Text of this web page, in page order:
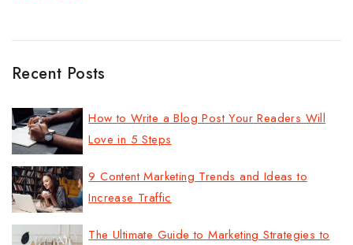
Recent Posts
How to Write a Blog Post Your Readers Will
Love in 5 Steps
9 Content Marketing Trends and Ideas to
Increase Traffic
The Ultimate Guide to Marketing Strategies to